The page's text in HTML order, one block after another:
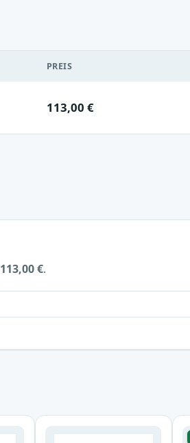
PREIS
113,00 €
113,00 €.